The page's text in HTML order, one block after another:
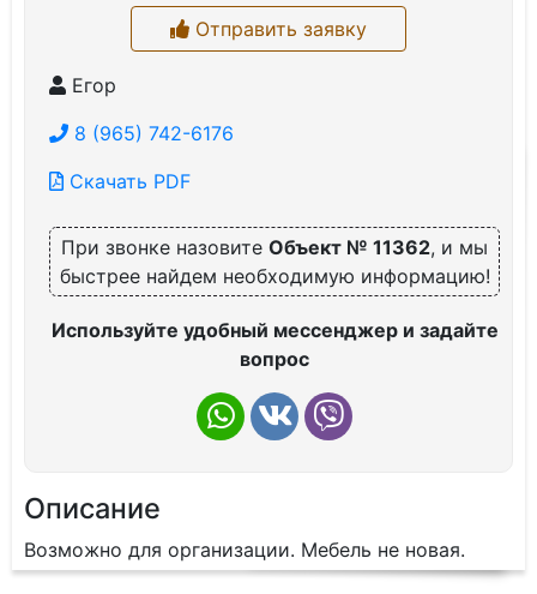
Отправить заявку
Егор
8 (965) 742-6176
Скачать PDF
При звонке назовите Объект № 11362, и мы
быстрее найдем необходимую информацию!
Используйте удобный мессенджер и задайте
вопрос
Описание
Возможно для организации. Мебель не новая.